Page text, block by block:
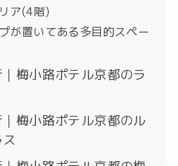
ア(4階)
が置いてある多目的スペー
梅小路ポテル京都のラ
梅小路ポテル京都のル